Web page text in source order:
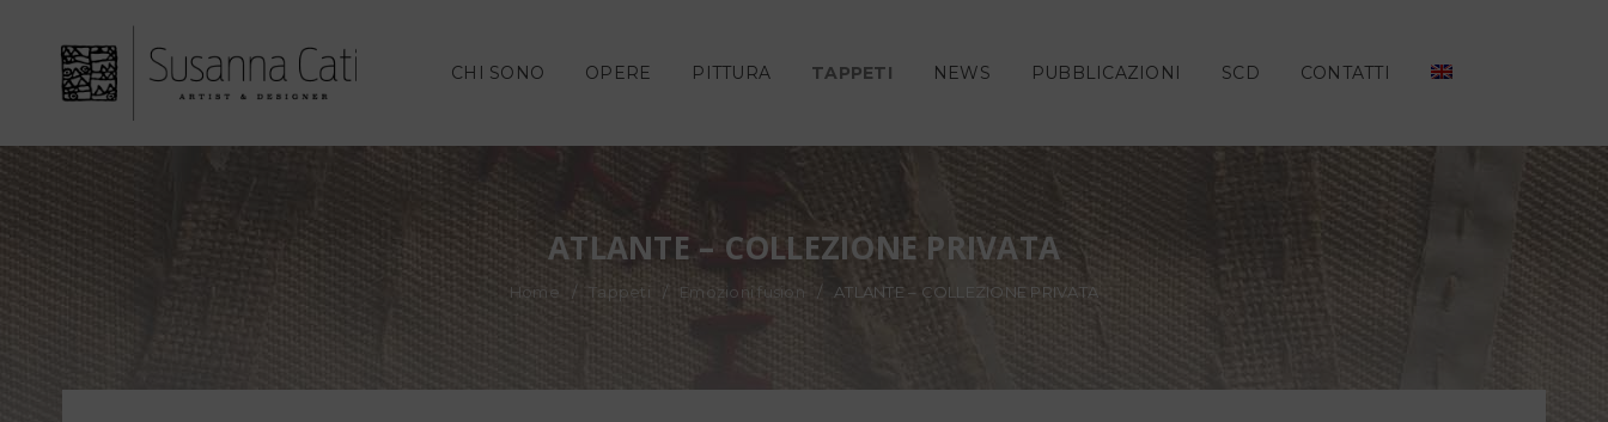
CHI SONO OPERE PITTURA TAPPETI NEWS PUBBLICAZIONI SCD CONTATTI
ATLANTE – COLLEZIONE PRIVATA
Home / Tappeti / Emozioni fusion / ATLANTE – COLLEZIONE PRIVATA